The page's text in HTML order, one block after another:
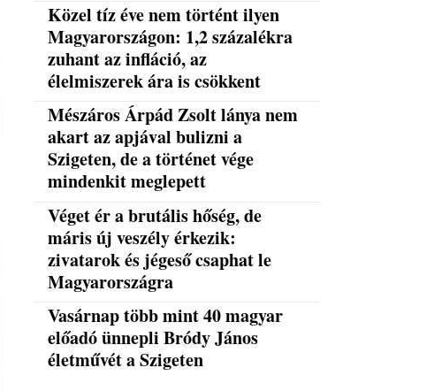
Közel tíz éve nem történt ilyen
Magyarországon: 1,2 százalékra
zuhant az infláció, az
élelmiszerek ára is csökkent
Mészáros Árpád Zsolt lánya nem
akart az apjával bulizni a
Szigeten, de a történet vége
mindenkit meglepett
Véget ér a brutális hőség, de
máris új veszély érkezik:
zivatarok és jégeső csaphat le
Magyarországra
Vasárnap több mint 40 magyar
előadó ünnepli Bródy János
életművét a Szigeten